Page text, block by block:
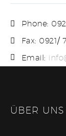
Phone:
Fax: 0921/
Email:
ÜBER UNS